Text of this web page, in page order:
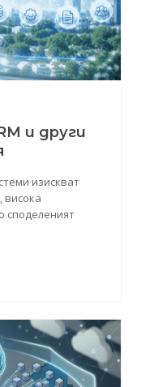
и други
изискват
висока
споделеният